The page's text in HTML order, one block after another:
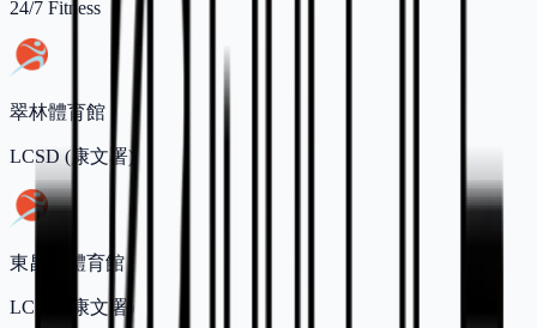
24/7 Fitness
翠林體育館
LCSD (康文署)
東昌街體育館
LCSD (康文署)